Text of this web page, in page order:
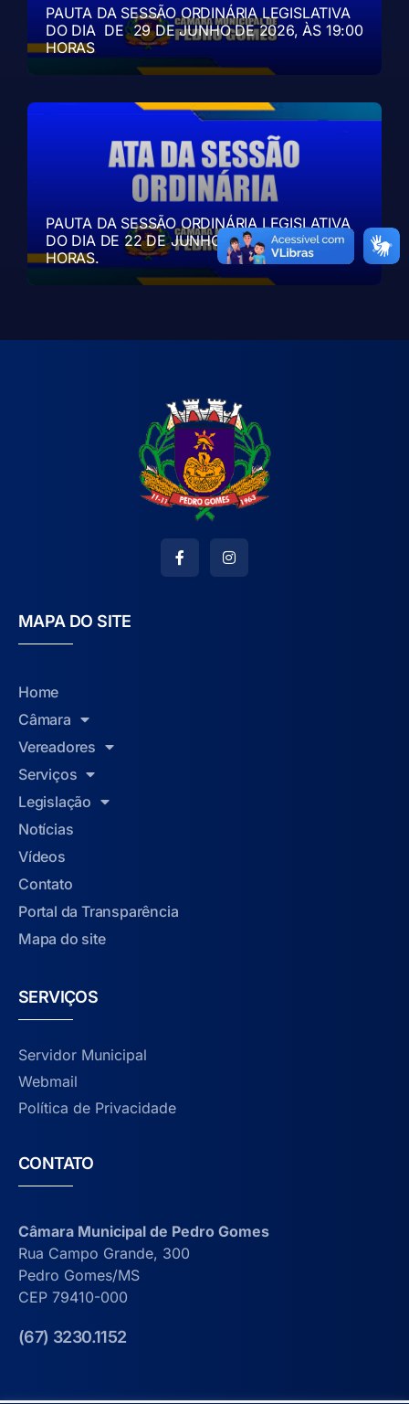
PAUTA DA SESSÃO ORDINÁRIA LEGISLATIVA
DO DIA DE 29 DE JUNHO DE 2026, ÀS 19:00
HORAS
PAUTA DA SESSÃO ORDINÁRIA LEGISLATIVA
DO DIA DE 22 DE JUNHO DE 2026, ÀS 19:00
HORAS.
MAPA DO SITE
Home
Câmara
Vereadores
Serviços
Legislação
Notícias
Vídeos
Contato
Portal da Transparência
Mapa do site
SERVIÇOS
Servidor Municipal
Webmail
Política de Privacidade
CONTATO
Câmara Municipal de Pedro Gomes
Rua Campo Grande, 300
Pedro Gomes/MS
CEP 79410-000
(67) 3230.1152